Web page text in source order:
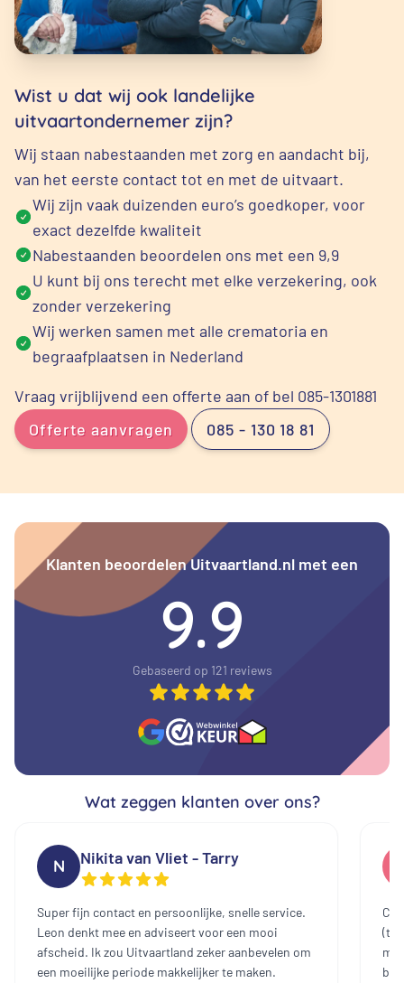
Wist u dat wij ook landelijke
uitvaartondernemer zijn?
Wij staan nabestaanden met zorg en aandacht bij,
van het eerste contact tot en met de uitvaart.
Wij zijn vaak duizenden euro’s goedkoper, voor
exact dezelfde kwaliteit
Nabestaanden beoordelen ons met een 9,9
U kunt bij ons terecht met elke verzekering, ook
zonder verzekering
Wij werken samen met alle crematoria en
begraafplaatsen in Nederland
Vraag vrijblijvend een offerte aan of bel 085-1301881
Offerte aanvragen
085 - 130 18 81
Klanten beoordelen Uitvaartland.nl met een
9.9
Gebaseerd op 121 reviews
Wat zeggen klanten over ons?
N Nikita van Vliet - Tarry
Super fijn contact en persoonlijke, snelle service.
Leon denkt mee en adviseert voor een mooi
afscheid. Ik zou Uitvaartland zeker aanbevelen om
een moeilijke periode makkelijker te maken.